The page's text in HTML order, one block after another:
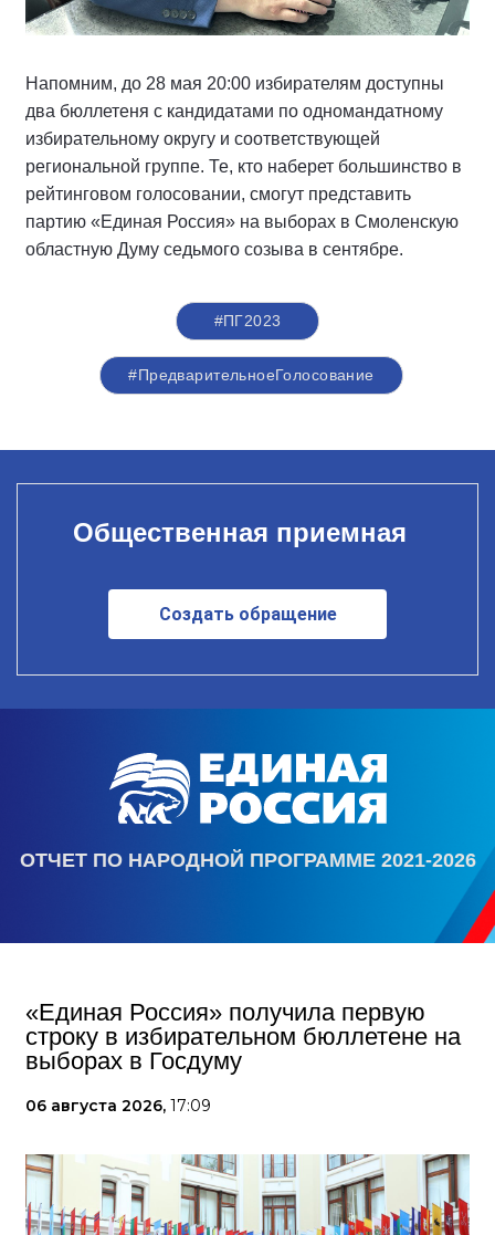
Напомним, до 28 мая 20:00 избирателям доступны
два бюллетеня с кандидатами по одномандатному
избирательному округу и соответствующей
региональной группе. Те, кто наберет большинство в
рейтинговом голосовании, смогут представить
партию «Единая Россия» на выборах в Смоленскую
областную Думу седьмого созыва в сентябре.
#ПГ2023
#ПредварительноеГолосование
Общественная приемная
Создать обращение
ОТЧЕТ ПО НАРОДНОЙ ПРОГРАММЕ 2021-2026
«Единая Россия» получила первую
строку в избирательном бюллетене на
выборах в Госдуму
06 августа 2026, 17:09